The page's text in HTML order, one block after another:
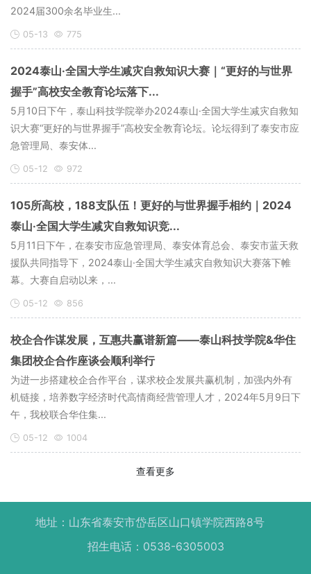
2024届300余名毕业生...
05-13 775
2024泰山·全国大学生减灾自救知识大赛｜“更好的与世界
握手”高校安全教育论坛落下...
5月10日下午，泰山科技学院举办2024泰山·全国大学生减灾自救知
识大赛“更好的与世界握手”高校安全教育论坛。论坛得到了泰安市应
急管理局、泰安体...
05-12 972
105所高校，188支队伍！更好的与世界握手相约｜2024
泰山·全国大学生减灾自救知识竞...
5月11日下午，在泰安市应急管理局、泰安体育总会、泰安市蓝天救
援队共同指导下，2024泰山·全国大学生减灾自救知识大赛落下帷
幕。大赛自启动以来，...
05-12 856
校企合作谋发展，互惠共赢谱新篇——泰山科技学院&华住
集团校企合作座谈会顺利举行
为进一步搭建校企合​作平台，谋求校企发展共赢机制，加强内外有
机链接，培养数字经济时代高情商经营管理人才，2024年5月9日下
午，我校联合华住集...
05-12 1004
查看更多
地址：山东省泰安市岱岳区山口镇学院西路8号
招生电话：0538-6305003